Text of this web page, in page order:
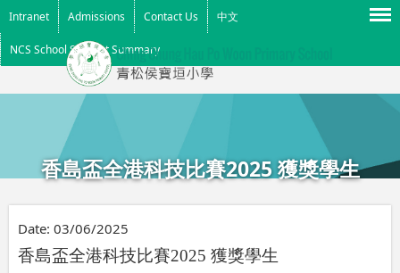
Intranet Admissions Contact Us 中文
NCS School Support Summary
香島盃全港科技比賽2025 獲獎學生
Menu
Date: 03/06/2025
香島盃全港科技比賽2025 獲獎學生